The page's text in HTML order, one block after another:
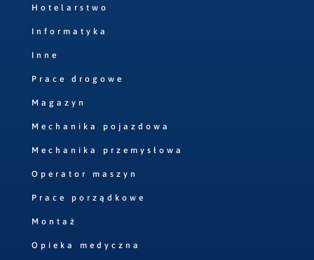
Hotelarstwo
Informatyka
Inne
Prace drogowe
Magazyn
Mechanika pojazdowa
Mechanika przemysłowa
Operator maszyn
Prace porządkowe
Montaż
Opieka medyczna